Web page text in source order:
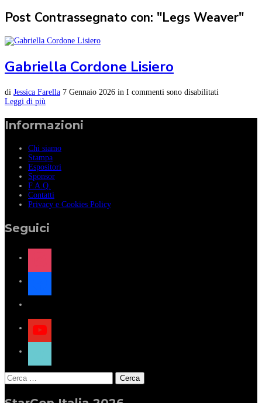
Post Contrassegnato con: "Legs Weaver"
Gabriella Cordone Lisiero
di Jessica Farella 7 Gennaio 2026 in I commenti sono disabilitati
Leggi di più
Informazioni
Chi siamo
Stampa
Espositori
Sponsor
F.A.Q.
Contatti
Privacy e Cookies Policy
Seguici
instagram
facebook
x
youtube
tiktok
Ricerca
per: